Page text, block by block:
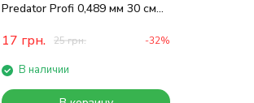
Predator Profi 0,489 мм 30 см
17 грн. 25грн. -32%
В наличии